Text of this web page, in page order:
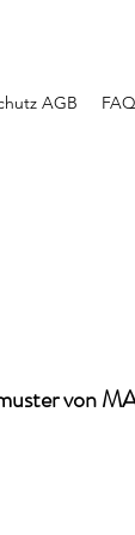
AGB FAQ
von